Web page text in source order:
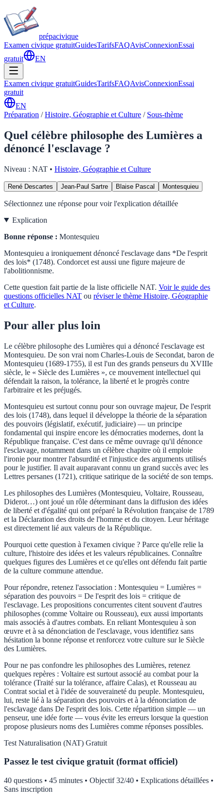
prépacivique
Examen civique gratuitGuidesTarifsFAQAvisConnexionEssai
gratuit
EN
Examen civique gratuitGuidesTarifsFAQAvisConnexionEssai
gratuit
EN
Préparation /Histoire, Géographie et Culture / Sous-thème
Quel célèbre philosophe des Lumières a
dénoncé l'esclavage ?
Niveau : NAT • Histoire, Géographie et Culture
René Descartes Jean-Paul Sartre Blaise Pascal Montesquieu
Sélectionnez une réponse pour voir l'explication détaillée
Explication
Bonne réponse : Montesquieu
Montesquieu a ironiquement dénoncé l'esclavage dans *De l'esprit
des lois* (1748). Condorcet est aussi une figure majeure de
l'abolitionnisme.
Cette question fait partie de la liste officielle NAT. Voir le guide des
questions officielles NAT ou réviser le thème Histoire, Géographie
et Culture.
Pour aller plus loin
Le célèbre philosophe des Lumières qui a dénoncé l'esclavage est
Montesquieu. De son vrai nom Charles-Louis de Secondat, baron de
Montesquieu (1689-1755), il est l'un des grands penseurs du XVIIIe
siècle, le « Siècle des Lumières », ce mouvement intellectuel qui
défendait la raison, la tolérance, la liberté et le progrès contre
l'arbitraire et les préjugés.
Montesquieu est surtout connu pour son ouvrage majeur, De l'esprit
des lois (1748), dans lequel il développe la théorie de la séparation
des pouvoirs (législatif, exécutif, judiciaire) — un principe
fondamental qui inspire encore les démocraties modernes, dont la
République française. C'est dans ce même ouvrage qu'il dénonce
l'esclavage, notamment dans un célèbre chapitre où il emploie
l'ironie pour montrer l'absurdité et l'injustice des arguments utilisés
pour le justifier. Il avait auparavant connu un grand succès avec les
Lettres persanes (1721), critique satirique de la société de son temps.
Les philosophes des Lumières (Montesquieu, Voltaire, Rousseau,
Diderot…) ont joué un rôle déterminant dans la diffusion des idées
de liberté et d'égalité qui ont préparé la Révolution française de 1789
et la Déclaration des droits de l'homme et du citoyen. Leur héritage
est directement lié aux valeurs de la République.
Pourquoi cette question à l'examen civique ? Parce qu'elle relie la
culture, l'histoire des idées et les valeurs républicaines. Connaître
quelques figures des Lumières et ce qu'elles ont défendu fait partie
de la culture commune attendue.
Pour répondre, retenez l'association : Montesquieu = Lumières =
séparation des pouvoirs = De l'esprit des lois = critique de
l'esclavage. Les propositions concurrentes citent souvent d'autres
philosophes (comme Voltaire ou Rousseau), eux aussi importants
mais associés à d'autres combats. En reliant Montesquieu à son
œuvre et à sa dénonciation de l'esclavage, vous identifiez sans
hésitation la bonne réponse et renforcez votre culture sur le Siècle
des Lumières.
Pour ne pas confondre les philosophes des Lumières, retenez
quelques repères : Voltaire est surtout associé au combat pour la
tolérance (Traité sur la tolérance, affaire Calas), et Rousseau au
Contrat social et à l'idée de souveraineté du peuple. Montesquieu,
lui, reste lié à la séparation des pouvoirs et à la dénonciation de
l'esclavage dans De l'esprit des lois. Cette répartition simple — un
penseur, une idée forte — vous évite les erreurs lorsque la question
propose plusieurs noms des Lumières comme réponses possibles.
Test Naturalisation (NAT) Gratuit
Passez le test civique gratuit (format officiel)
40 questions • 45 minutes • Objectif 32/40 • Explications détaillées •
Sans inscription